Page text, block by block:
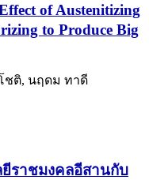
of Austenitizing
to Produce Big
ชติ, นฤดม ทาดี
ราชมงคลอีสานกับ